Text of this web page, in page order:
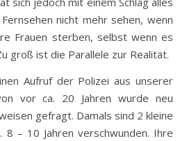
nicht mehr sehen, wenn
Frauen sterben, selbst wenn es
groß ist die Parallele zur Realität.
Aufruf der Polizei aus unserer
vor ca. 20 Jahren wurde neu
gefragt. Damals sind 2 kleine
8 – 10 Jahren verschwunden. Ihre